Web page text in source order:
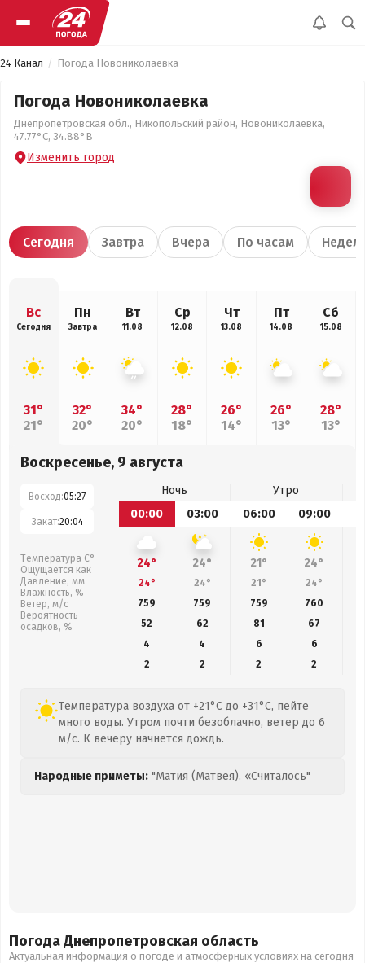
24 Канал Погода Новониколаевка
Погода Новониколаевка
Днепропетровская обл., Никопольский район, Новониколаевка,
47.77°С, 34.88°В
Изменить город
Сегодня Завтра Вчера По часам
Вс
Сегодня
31°
21°
Пн
Завтра
32°
20°
Вт
11.08
34°
20°
Ср
12.08
28°
18°
Чт
13.08
26°
14°
Пт
14.08
26°
13°
Сб
15.08
28°
13°
Воскресенье, 9 августа
Восход:05:27
Закат:20:04
Температура С°
Ощущается как
Давление, мм
Влажность, %
Ветер, м/с
Вероятность
осадков, %
Ночь
Утро
00:00
03:00 06:00 09:00
24° 24° 21° 24°
24° 24° 21° 24°
759
759 759 760
52
62 81 67
4
4 6
6
2
2 2 2
Температура воздуха от +21°C до +31°C, пейте
много воды. Утром почти безоблачно, ветер до 6
м/с. К вечеру начнется дождь.
Народные приметы: "Матия (Матвея). «Считалось"
Погода Днепропетровская область
Актуальная информация о погоде и атмосферных условиях на сегодня